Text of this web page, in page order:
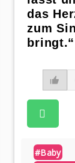
das
zum
#baby